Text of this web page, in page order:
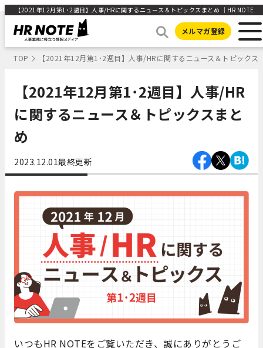
【2021年12月第1･2週目】人事/HRに関するニュース＆トピックスまとめ ｜HR NOTE
メルマガ登録
TOP 【2021年12月第1･2週目】人事/HRに関するニュース＆トピックス
【2021年12月第1･2週目】人事/HR
に関するニュース＆トピックスまと
め
2023.12.01最終更新
いつもHR NOTEをご覧いただき、誠にありがとうご